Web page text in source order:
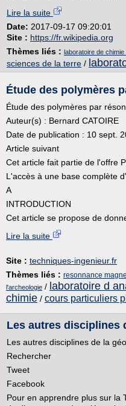
Lire la suite
Date: 2017-09-17 09:20:01
Site : https://fr.wikipedia.org
Thèmes liés : laboratoire de
sciences de la terre /
Étude des polymères
Étude des polymères par
Auteur(s) : Bernard CATOIRE
Date de publication : 10 sept.
Article suivant
Cet article fait partie de l'offre
L'accès à une base complète
A
INTRODUCTION
Cet article se propose de
Lire la suite
Site : techniques-ingenieur.fr
Thèmes liés : resonnance
l'archeologie / laboratoire d
chimie / cours particuliers
Les autres disciplines
Les autres disciplines de la
Rechercher
Tweet
Facebook
Pour en apprendre plus sur la